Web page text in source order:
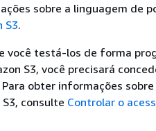
sobre a linguagem de
S3.
você testá-los de forma
S3, você precisará
obter informações sobre
consulte Controlar o